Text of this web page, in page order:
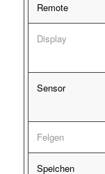
Remote
Display
Sensor
Felgen
Speichen